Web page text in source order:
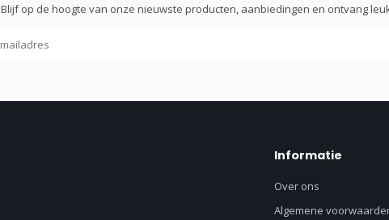
Blijf op de hoogte van onze nieuwste producten, aanbiedingen en ontvang
Informatie
Over ons
Algemene